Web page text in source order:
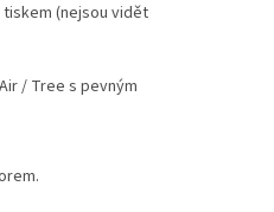
(nejsou vidět
/ Tree s pevným